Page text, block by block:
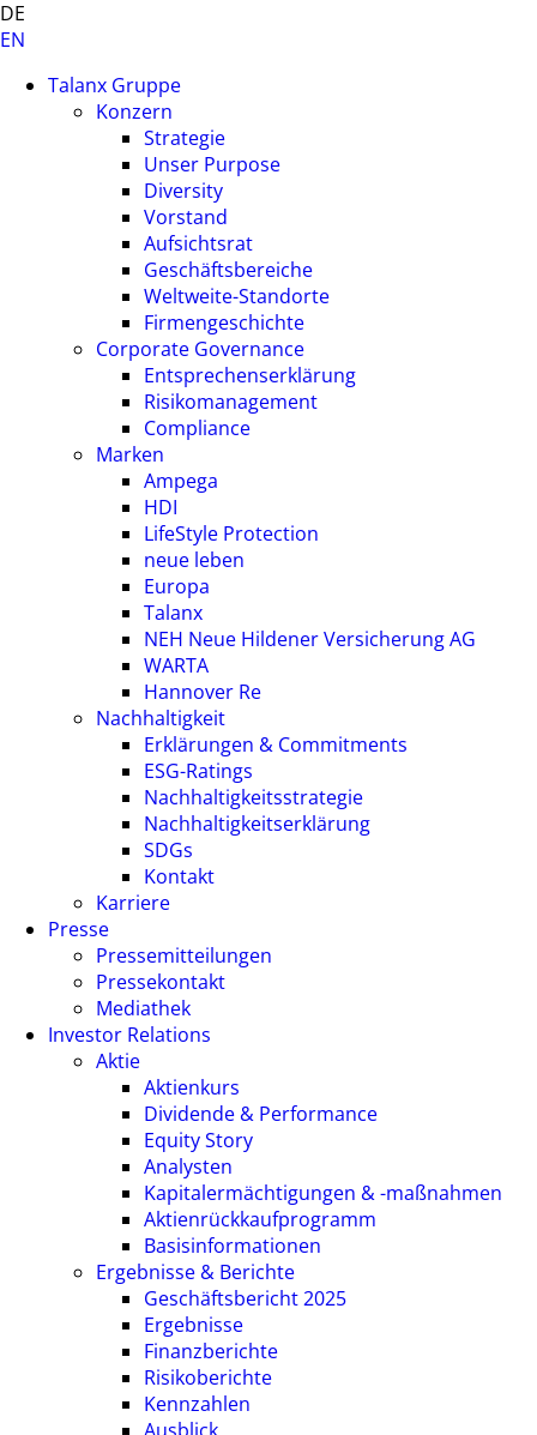
DE
EN
Talanx Gruppe
Konzern
Strategie
Unser Purpose
Diversity
Vorstand
Aufsichtsrat
Geschäftsbereiche
Weltweite-Standorte
Firmengeschichte
Corporate Governance
Entsprechenserklärung
Risikomanagement
Compliance
Marken
Ampega
HDI
LifeStyle Protection
neue leben
Europa
Talanx
NEH Neue Hildener Versicherung AG
WARTA
Hannover Re
Nachhaltigkeit
Erklärungen & Commitments
ESG-Ratings
Nachhaltigkeitsstrategie
Nachhaltigkeitserklärung
SDGs
Kontakt
Karriere
Presse
Pressemitteilungen
Pressekontakt
Mediathek
Investor Relations
Aktie
Aktienkurs
Dividende & Performance
Equity Story
Analysten
Kapitalermächtigungen & -maßnahmen
Aktienrückkaufprogramm
Basisinformationen
Ergebnisse & Berichte
Geschäftsbericht 2025
Ergebnisse
Finanzberichte
Risikoberichte
Kennzahlen